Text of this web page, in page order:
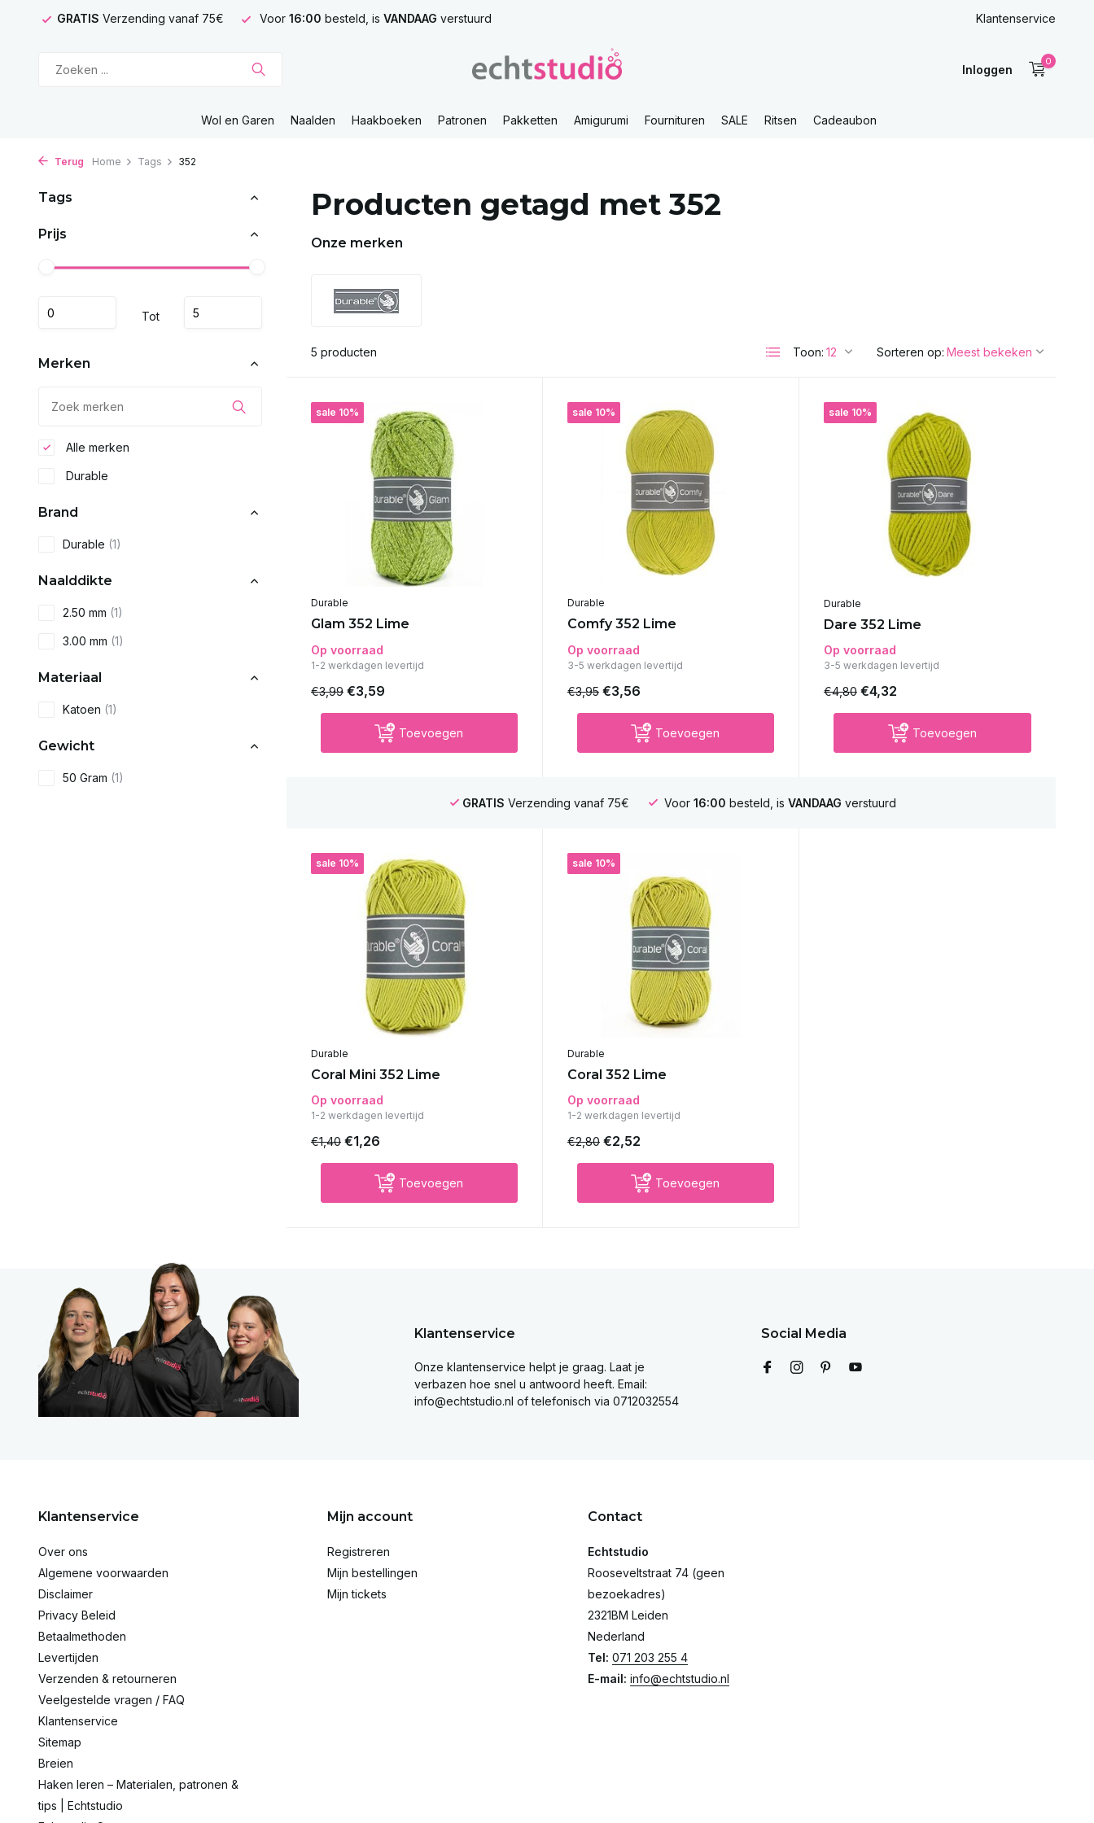
GRATIS Verzending vanaf 75€ Voor 16:00 besteld, is VANDAAG verstuurd Klantenservice
Inloggen
0
Wol en Garen Naalden Haakboeken Patronen Pakketten Amigurumi Fournituren SALE Ritsen Cadeaubon
Terug Home Tags 352
Tags
Prijs
Tot
Merken
Alle merken
Durable
Brand
Durable (1)
Naalddikte
2.50 mm (1)
3.00 mm (1)
Materiaal
Katoen (1)
Gewicht
50 Gram (1)
Producten getagd met 352
Onze merken
5 producten Toon: Sorteren op:
sale 10%
Durable
Glam 352 Lime
Op voorraad
1-2 werkdagen levertijd
€3,99 €3,59
Toevoegen
sale 10%
Durable
Comfy 352 Lime
Op voorraad
3-5 werkdagen levertijd
€3,95 €3,56
Toevoegen
sale 10%
Durable
Dare 352 Lime
Op voorraad
3-5 werkdagen levertijd
€4,80 €4,32
Toevoegen
GRATIS Verzending vanaf 75€ Voor 16:00 besteld, is VANDAAG verstuurd
sale 10%
Durable
Coral Mini 352 Lime
Op voorraad
1-2 werkdagen levertijd
€1,40 €1,26
Toevoegen
sale 10%
Durable
Coral 352 Lime
Op voorraad
1-2 werkdagen levertijd
€2,80 €2,52
Toevoegen
Klantenservice
Onze klantenservice helpt je graag. Laat je
verbazen hoe snel u antwoord heeft. Email:
info@echtstudio.nl of telefonisch via 0712032554
Social Media
Klantenservice
Over ons
Algemene voorwaarden
Disclaimer
Privacy Beleid
Betaalmethoden
Levertijden
Verzenden & retourneren
Veelgestelde vragen / FAQ
Klantenservice
Sitemap
Breien
Haken leren – Materialen, patronen &
tips | Echtstudio
Mijn account
Registreren
Mijn bestellingen
Mijn tickets
Contact
Echtstudio
Rooseveltstraat 74 (geen
bezoekadres)
2321BM Leiden
Nederland
Tel: 071 203 255 4
E-mail: info@echtstudio.nl